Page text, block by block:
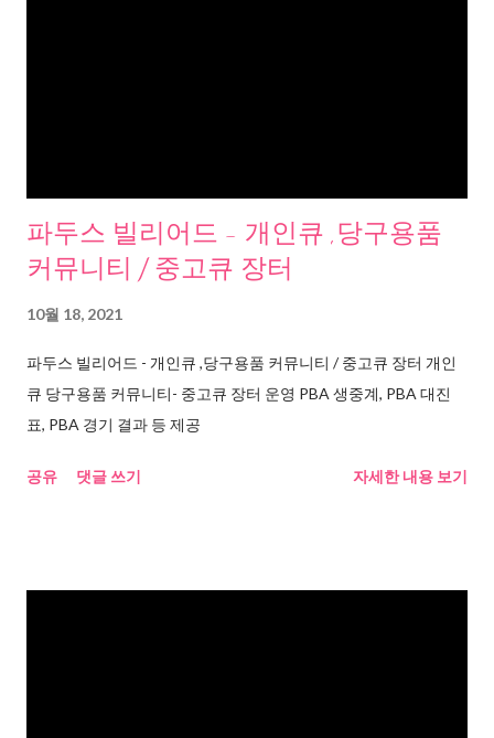
파두스 빌리어드 - 개인큐 ,당구용품
커뮤니티 / 중고큐 장터
10월 18, 2021
파두스 빌리어드 - 개인큐 ,당구용품 커뮤니티 / 중고큐 장터 개인
큐 당구용품 커뮤니티- 중고큐 장터 운영 PBA 생중계, PBA 대진
표, PBA 경기 결과 등 제공
공유 댓글 쓰기 자세한 내용 보기